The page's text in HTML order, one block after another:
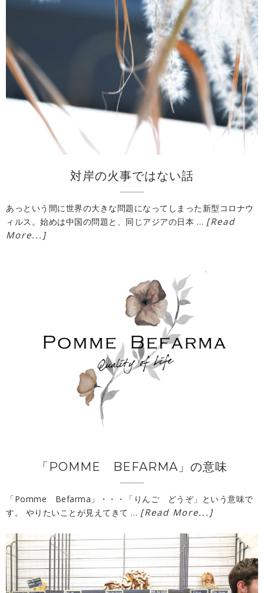
対岸の火事ではない話
あっという間に世界の大きな問題になってしまった新型コロナウ
ィルス。始めは中国の問題と、同じアジアの日本 … [Read
More...]
「POMME BEFARMA」の意味
「Pomme Befarma」・・・「りんご どうぞ」という意味で
す。 やりたいことが見えてきて … [Read More...]